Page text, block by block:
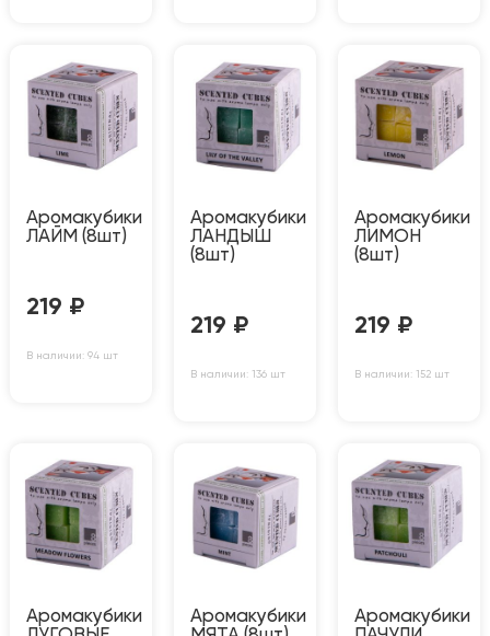
Аромакубики
ЛАЙМ (8шт)
219 ₽
В наличии: 94 шт
Аромакубики
ЛАНДЫШ
(8шт)
219 ₽
В наличии: 136 шт
Аромакубики
ЛИМОН
(8шт)
219 ₽
В наличии: 152 шт
Аромакубики
Аромакубики
Аромакубики